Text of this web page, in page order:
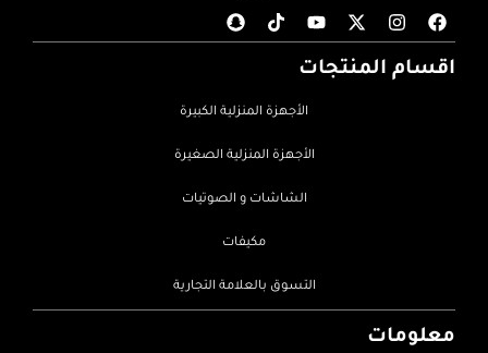
اقسام المنتجات
الأجهزة المنزلية الكبيرة
الأجهزة المنزلية الصغيرة
الشاشات و الصوتيات
مكيفات
التسوق بالعلامة التجارية
معلومات